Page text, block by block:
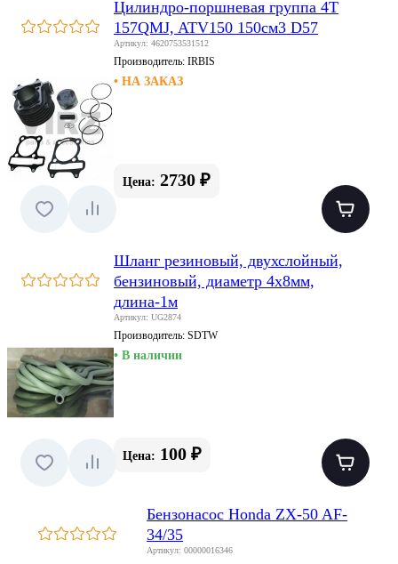
Цилиндро-поршневая группа 4Т
157QMJ, ATV150 150см3 D57
Артикул: 4620753531512
Производитель: IRBIS
• НА ЗАКАЗ
Цена: 2730 ₽
Шланг резиновый, двухслойный,
бензиновый, диаметр 4х8мм,
длина-1м
Артикул: UG2874
Производитель: SDTW
• В наличии
Цена: 100 ₽
Бензонасос Honda ZX-50 AF-
34/35
Артикул: 00000016346